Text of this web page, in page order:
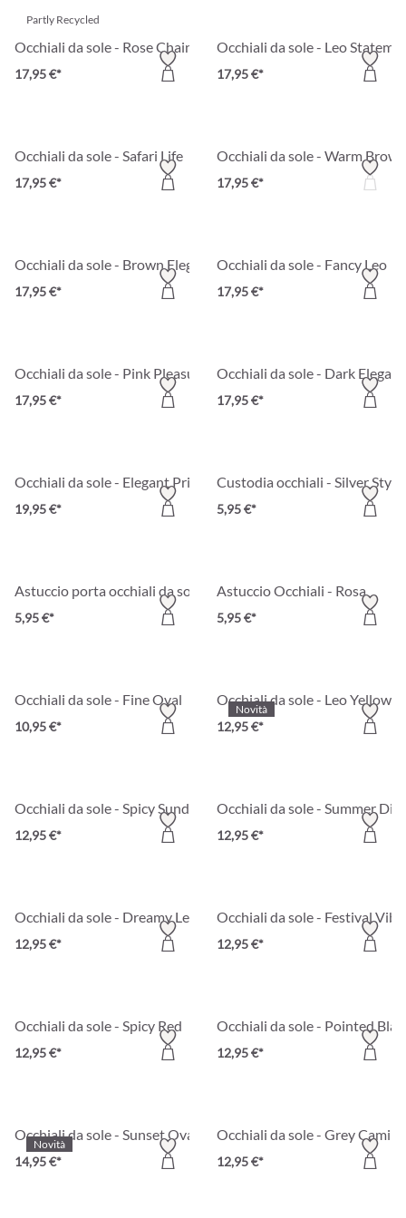
Partly Recycled
Occhiali da sole - Rose Chain
17,95 €*
Occhiali da sole - Leo
17,95 €*
Occhiali da sole - Safari Life
17,95 €*
Occhiali da sole - Warm Brown
17,95 €*
Occhiali da sole - Brown Elegance
17,95 €*
Occhiali da sole - Fancy Leo
17,95 €*
Occhiali da sole - Pink Pleasure
17,95 €*
Occhiali da sole - Dark
17,95 €*
Occhiali da sole - Elegant Princess
19,95 €*
Custodia occhiali - Silver Style
5,95 €*
Astuccio porta occhiali da sole - Sparkling Sun
5,95 €*
Astuccio Occhiali - Rosa
5,95 €*
Occhiali da sole - Fine Oval
10,95 €*
Novità
Occhiali da sole - Leo Yellow
12,95 €*
Occhiali da sole - Spicy Sundowner
12,95 €*
Occhiali da sole - Summer
12,95 €*
Occhiali da sole - Dreamy Leo
12,95 €*
Occhiali da sole - Festival Vibe
12,95 €*
Occhiali da sole - Spicy Red
12,95 €*
Occhiali da sole - Pointed
12,95 €*
Novità
Occhiali da sole - Sunset Oval
14,95 €*
Occhiali da sole - Grey Cami
12,95 €*